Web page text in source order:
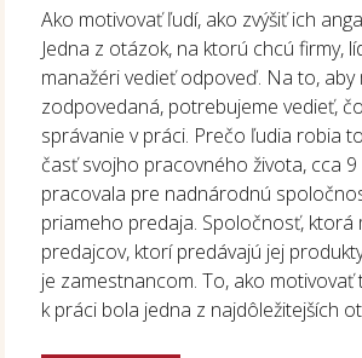
Ako motivovať ľudí, ako zvýšiť ich
Jedna z otázok, na ktorú chcú firmy,
manažéri vedieť odpoveď. Na to, aby
zodpovedaná, potrebujeme vedieť,
správanie v práci. Prečo ľudia robia
časť svojho pracovného života, cca
pracovala pre nadnárodnú
priameho predaja. Spoločnosť, ktorá
predajcov, ktorí predávajú jej
je zamestnancom. To, ako motivovať
k práci bola jedna z najdôležitejších